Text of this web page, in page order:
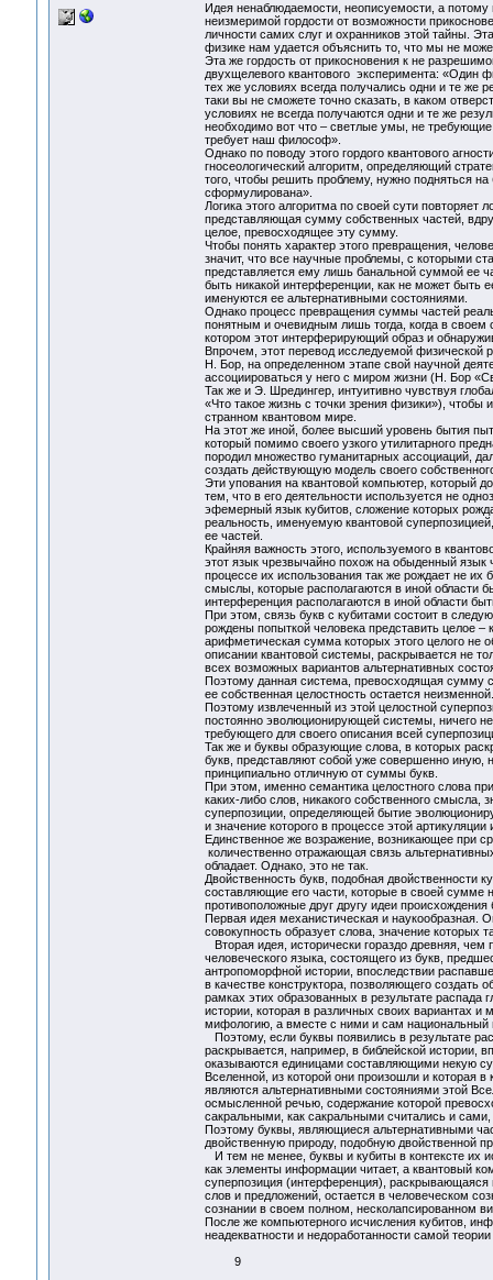
Идея ненаблюдаемости, неописуемости, а потому
неизмеримой гордости от возможности
личности самих слуг и охранников этой тайны.
физике нам удается объяснить то, что мы не
Эта же гордость от прикосновения к не
двухщелевого квантового эксперимента: «Один
тех же условиях всегда получались одни и те же
таки вы не сможете точно сказать, в каком
условиях не всегда получаются одни и те же
необходимо вот что – светлые умы, не
требует наш философ».
Однако по поводу этого гордого квантового
гносеологический алгоритм, определяющий
того, чтобы решить проблему, нужно подняться
сформулирована».
Логика этого алгоритма по своей сути повторяет
представляющая сумму собственных частей,
целое, превосходящее эту сумму.
Чтобы понять характер этого превращения,
значит, что все научные проблемы, с которыми
представляется ему лишь банальной суммой ее
быть никакой интерференции, как не может быть
именуются ее альтернативными состояниями.
Однако процесс превращения суммы частей
понятным и очевидным лишь тогда, когда в
котором этот интерферирующий образ и
Впрочем, этот перевод исследуемой
Н. Бор, на определенном этапе свой научной
ассоциироваться у него с миром жизни (Н. Бор
Так же и Э. Шредингер, интуитивно чувствуя
«Что такое жизнь с точки зрения физики»),
странном квантовом мире.
На этот же иной, более высший уровень бытия
который помимо своего узкого утилитарного
породил множество гуманитарных ассоциаций,
создать действующую модель своего
Эти упования на квантовой компьютер, который
тем, что в его деятельности используется не
эфемерный язык кубитов, сложение которых
реальность, именуемую квантовой
ее частей.
Крайняя важность этого, используемого в
этот язык чрезвычайно похож на обыденный
процессе их использования так же рождает не
смыслы, которые располагаются в иной области
интерференция располагаются в иной области
При этом, связь букв с кубитами состоит в
рождены попыткой человека представить целое –
арифметическая сумма которых этого целого не
описании квантовой системы, раскрывается не
всех возможных вариантов альтернативных
Поэтому данная система, превосходящая сумму
ее собственная целостность остается
Поэтому извлеченный из этой целостной
постоянно эволюционирующей системы, ничего
требующего для своего описания всей
Так же и буквы образующие слова, в которых
букв, представляют собой уже совершенно иную,
принципиально отличную от суммы букв.
При этом, именно семантика целостного слова
каких-либо слов, никакого собственного
суперпозиции, определяющей бытие
и значение которого в процессе этой артикуляции
Единственное же возражение, возникающее при
количественно отражающая связь
обладает. Однако, это не так.
Двойственность букв, подобная
составляющие его части, которые в своей сумме
противоположные друг другу идеи
Первая идея механистическая и наукообразная.
совокупность образует слова, значение
Вторая идея, исторически гораздо древняя, чем
человеческого языка, состоящего из букв,
антропоморфной истории, впоследствии
в качестве конструктора, позволяющего
рамках этих образованных в результате распада
истории, которая в различных своих вариантах
мифологию, а вместе с ними и сам национальный
Поэтому, если буквы появились в результате
раскрывается, например, в библейской истории,
оказываются единицами составляющими некую
Вселенной, из которой они произошли и которая
являются альтернативными состояниями этой
осмысленной речью, содержание которой
сакральными, как сакральными считались и
Поэтому буквы, являющиеся альтернативными
двойственную природу, подобную двойственной
И тем не менее, буквы и кубиты в контексте их
как элементы информации читает, а квантовый
суперпозиция (интерференция), раскрывающаяся
слов и предложений, остается в человеческом
сознании в своем полном, несколапсированном
После же компьютерного исчисления кубитов,
неадекватности и недоработанности самой
9